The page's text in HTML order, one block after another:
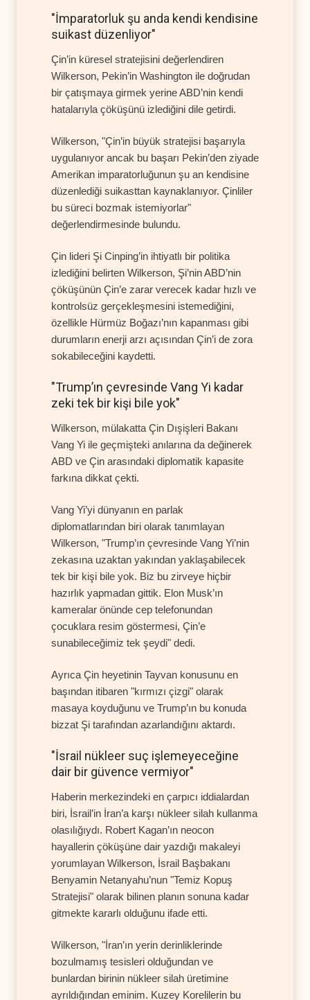
"İmparatorluk şu anda kendi kendisine
suikast düzenliyor"
Çin’in küresel stratejisini değerlendiren
Wilkerson, Pekin’in Washington ile doğrudan
bir çatışmaya girmek yerine ABD’nin kendi
hatalarıyla çöküşünü izlediğini dile getirdi.
Wilkerson, "Çin’in büyük stratejisi başarıyla
uygulanıyor ancak bu başarı Pekin’den ziyade
Amerikan imparatorluğunun şu an kendisine
düzenlediği suikasttan kaynaklanıyor. Çinliler
bu süreci bozmak istemiyorlar"
değerlendirmesinde bulundu.
Çin lideri Şi Cinping’in ihtiyatlı bir politika
izlediğini belirten Wilkerson, Şi’nin ABD’nin
çöküşünün Çin’e zarar verecek kadar hızlı ve
kontrolsüz gerçekleşmesini istemediğini,
özellikle Hürmüz Boğazı’nın kapanması gibi
durumların enerji arzı açısından Çin’i de zora
sokabileceğini kaydetti.
"Trump’ın çevresinde Vang Yi kadar
zeki tek bir kişi bile yok"
Wilkerson, mülakatta Çin Dışişleri Bakanı
Vang Yi ile geçmişteki anılarına da değinerek
ABD ve Çin arasındaki diplomatik kapasite
farkına dikkat çekti.
Vang Yi’yi dünyanın en parlak
diplomatlarından biri olarak tanımlayan
Wilkerson, "Trump’ın çevresinde Vang Yi’nin
zekasına uzaktan yakından yaklaşabilecek
tek bir kişi bile yok. Biz bu zirveye hiçbir
hazırlık yapmadan gittik. Elon Musk’ın
kameralar önünde cep telefonundan
çocuklara resim göstermesi, Çin’e
sunabileceğimiz tek şeydi" dedi.
Ayrıca Çin heyetinin Tayvan konusunu en
başından itibaren "kırmızı çizgi" olarak
masaya koyduğunu ve Trump’ın bu konuda
bizzat Şi tarafından azarlandığını aktardı.
"İsrail nükleer suç işlemeyeceğine
dair bir güvence vermiyor"
Haberin merkezindeki en çarpıcı iddialardan
biri, İsrail’in İran’a karşı nükleer silah kullanma
olasılığıydı. Robert Kagan’ın neocon
hayallerin çöküşüne dair yazdığı makaleyi
yorumlayan Wilkerson, İsrail Başbakanı
Benyamin Netanyahu’nun "Temiz Kopuş
Stratejisi" olarak bilinen planın sonuna kadar
gitmekte kararlı olduğunu ifade etti.
Wilkerson, "İran’ın yerin derinliklerinde
bozulmamış tesisleri olduğundan ve
bunlardan birinin nükleer silah üretimine
ayrıldığından eminim. Kuzey Korelilerin bu